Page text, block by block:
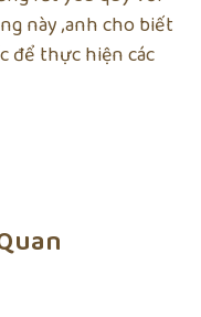
này ,anh cho biết
để thực hiện các